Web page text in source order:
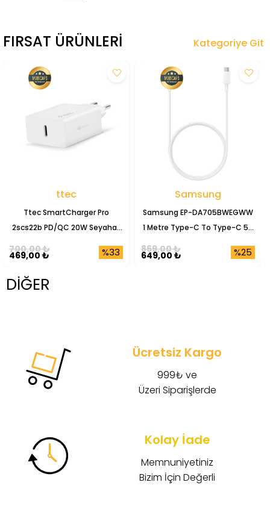
FIRSAT ÜRÜNLERI
ttec
Ttec SmartCharger Pro
2scs22b PD/QC 20W Seyahat
%33
469,00 ₺
700,00 ₺
Samsung
Samsung EP-DA705BWEGWW
1 Metre Type-C To Type-C 5A
%25
649,00 ₺
869,00 ₺
Kategoriye Git
DİĞER
Ücretsiz Kargo
999₺ ve
Üzeri Siparişlerde
Kolay İade
Memnuniyetiniz
Bizim İçin Değerli